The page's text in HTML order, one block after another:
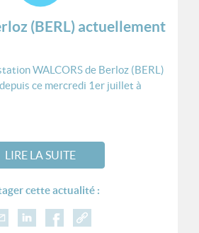
(BERL) actuellement
WALCORS de Berloz (BERL)
ce mercredi 1er juillet à
LIRE LA SUITE
cette actualité :